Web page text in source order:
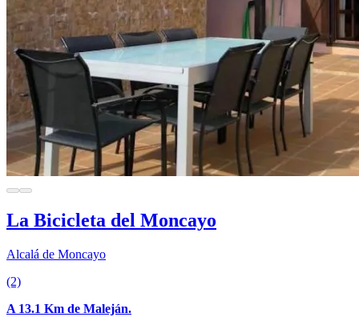
La Bicicleta del Moncayo
Alcalá de Moncayo
(2)
A 13.1 Km de Maleján.